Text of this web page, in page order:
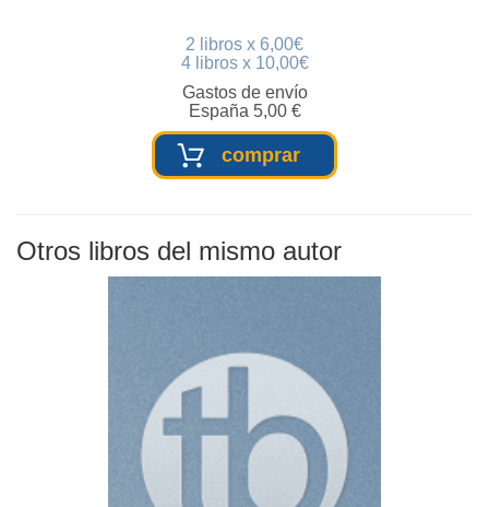
2 libros x 6,00€
4 libros x 10,00€
Gastos de envío
España 5,00 €
comprar
Otros libros del mismo autor